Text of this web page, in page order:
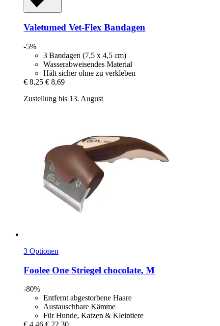
Valetumed Vet-​Flex Bandagen
-5%
3 Bandagen (7,5 x 4,5 cm)
Wasserabweisendes Material
Hält sicher ohne zu verkleben
€ 8,25 € 8,69
Zustellung bis 13. August
3 Optionen
Foolee One Striegel chocolate, M
-80%
Entfernt abgestorbene Haare
Austauschbare Kämme
Für Hunde, Katzen & Kleintiere